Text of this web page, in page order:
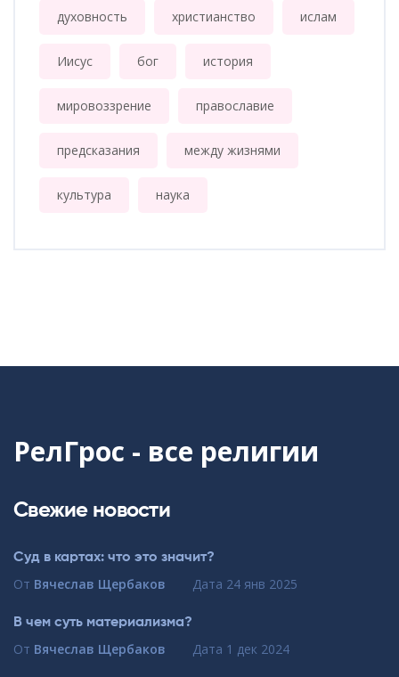
духовность христианство ислам
Иисус бог история
мировоззрение православие
предсказания между жизнями
культура наука
РелГрос - все религии
Свежие новости
Суд в картах: что это значит?
От Вячеслав Щербаков Дата 24 янв 2025
В чем суть материализма?
От Вячеслав Щербаков Дата 1 дек 2024